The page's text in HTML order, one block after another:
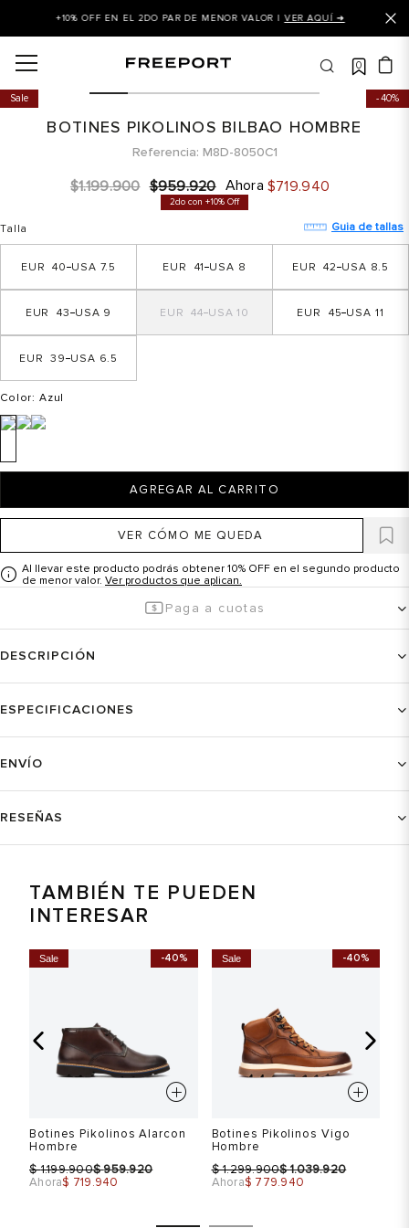
+10% OFF EN EL 2DO PAR DE MENOR VALOR |VER AQUÍ ➜
0
40%
Sale
BOTINES PIKOLINOS BILBAO HOMBRE
Referencia M8D-8050C1
$1.199.900 $959.920 Ahora $719.940
2do con +10% Off
Talla Guia de tallas
7.5
40 8
41 8.5
42
9
43 10
44 11
45
6.5
39
Color: Azul
AGREGAR AL CARRITO
VER CÓMO ME QUEDA
Al llevar este producto podrás obtener 10% OFF en el segundo producto
de menor valor. Ver productos que aplican.
Paga a cuotas
DESCRIPCIÓN
ESPECIFICACIONES
ENVÍO
RESEÑAS
TAMBIÉN TE PUEDEN
INTERESAR
-40%
Sale
Botines Pikolinos Alarcon
Hombre
$1.199.900$959.920
Ahora$ 719.940
-40%
Sale
Botines Pikolinos Vigo
Hombre
$1.299.900$1.039.920
Ahora$ 779.940
balance
puma
tommy hilfiger
balance 574
mujer